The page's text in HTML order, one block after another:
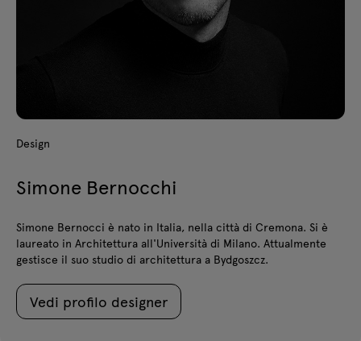
Design
Simone Bernocchi
Simone Bernocci è nato in Italia, nella città di Cremona. Si è
laureato in Architettura all'Università di Milano. Attualmente
gestisce il suo studio di architettura a Bydgoszcz.
Vedi profilo designer